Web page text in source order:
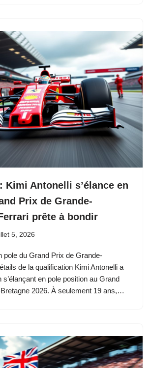
Kimi Antonelli s’élance en
Prix de Grande-
prête à bondir
5, 2026
pole du Grand Prix de Grande-
de la qualification Kimi Antonelli a
s’élançant en pole position au Grand
2026. À seulement 19 ans,…